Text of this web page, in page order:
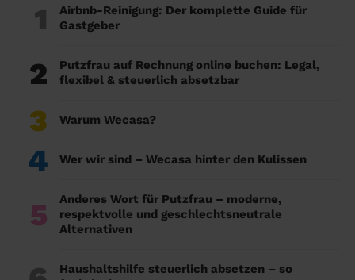
1
Airbnb-Reinigung: Der komplette Guide für
Gastgeber
2
Putzfrau auf Rechnung online buchen: Legal,
flexibel & steuerlich absetzbar
3 Warum Wecasa?
4 Wer wir sind – Wecasa hinter den Kulissen
5
Anderes Wort für Putzfrau – moderne,
respektvolle und geschlechtsneutrale
Alternativen
Haushaltshilfe steuerlich absetzen – so